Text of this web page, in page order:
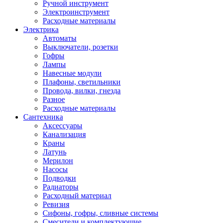
Ручной инструмент
Электроинструмент
Расходные материалы
Электрика
Автоматы
Выключатели, розетки
Гофры
Лампы
Навесные модули
Плафоны, светильники
Провода, вилки, гнезда
Разное
Расходные материалы
Сантехника
Аксессуары
Канализация
Краны
Латунь
Мерилон
Насосы
Подводки
Радиаторы
Расходный материал
Ревизия
Сифоны, гофры, сливные системы